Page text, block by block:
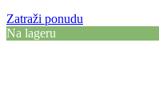
Zatraži ponudu
Na lageru